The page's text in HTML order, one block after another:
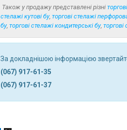
Також у продажу представлені різні
стелажі кутові бу, торгові стелажі
бу, торгові стелажі кондитерські бу, торгові
За докладнішою інформацією
(067) 917-61-35
(067) 917-61-37